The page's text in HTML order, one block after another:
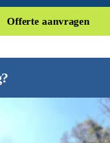
Offerte aanvragen